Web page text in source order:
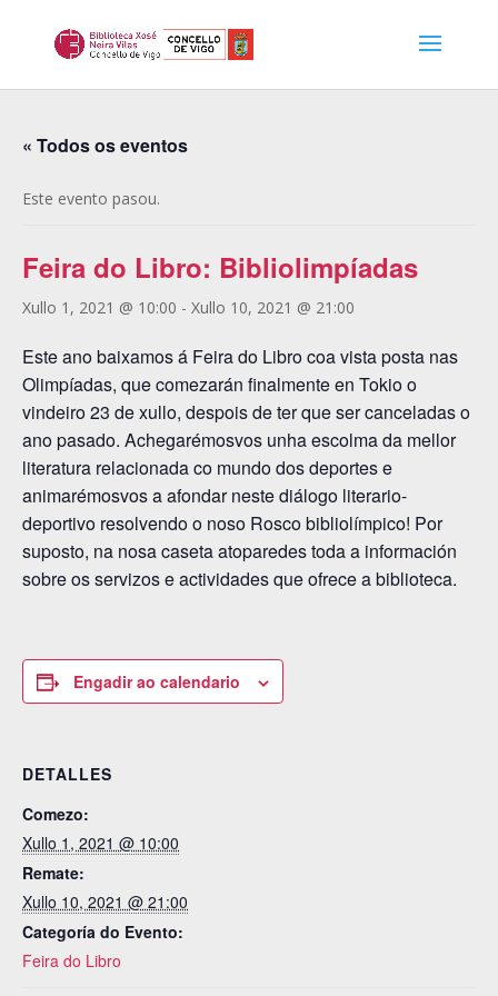
« Todos os eventos
Este evento pasou.
Feira do Libro: Bibliolimpíadas
Xullo 1, 2021 @ 10:00 - Xullo 10, 2021 @ 21:00
Este ano baixamos á Feira do Libro coa vista posta nas
Olimpíadas, que comezarán finalmente en Tokio o
vindeiro 23 de xullo, despois de ter que ser canceladas o
ano pasado. Achegarémosvos unha escolma da mellor
literatura relacionada co mundo dos deportes e
animarémosvos a afondar neste diálogo literario-
deportivo resolvendo o noso Rosco bibliolímpico! Por
suposto, na nosa caseta atoparedes toda a información
sobre os servizos e actividades que ofrece a biblioteca.
Engadir ao calendario
DETALLES
Comezo:
Xullo 1, 2021 @ 10:00
Remate:
Xullo 10, 2021 @ 21:00
Categoría do Evento:
Feira do Libro